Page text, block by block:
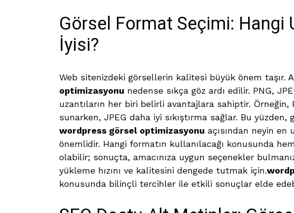
Görsel Format Seçimi: Hangi
İyisi?
Web sitenizdeki görsellerin kalitesi büyük önem taşır.
optimizasyonu nedense sıkça göz ardı edilir. PNG,
uzantıların her biri belirli avantajlara sahiptir. Örneğin,
sunarken, JPEG daha iyi sıkıştırma sağlar. Bu
wordpress görsel optimizasyonu açısından neyin
önemlidir. Hangi formatın kullanılacağı konusunda
olabilir; sonuçta, amacınıza uygun seçenekler
yükleme hızını ve kalitesini dengede tutmak için.
konusunda bilinçli tercihler ile etkili sonuçlar elde